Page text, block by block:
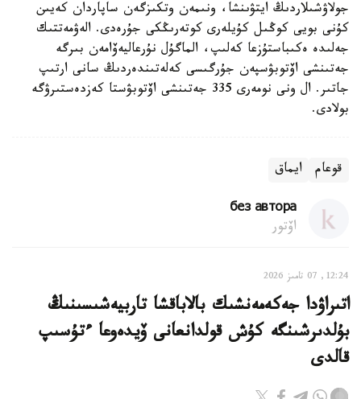
جولاۋشىلاردىڭ ايتۋىنشا، ونىمەن وتكىزگەن ساپاردان كەيىن
كۇنى بويى كوڭىل كۇيلەرى كوتەرىڭكى جۇرەدى. الەۋمەتتىك
جەلىدە ەكىباستۇزعا كەلىپ، الماگۇل نۇرعاليەۆامەن بىرگە
جەتىنشى اۆتوبۋسپەن جۇرگىسى كەلەتىندەردىڭ سانى ارتىپ
جاتىر. ال ونى نومەرى 335 جەتىنشى اۆتوبۋستا كەزدەستىرۋگە
بولادى.
قوعام ايماق
без автора
اۆتور
12:24, 07 تامىز 2026
اتىراۋدا جەكەمەنشىك بالاباقشا تاربيەشىسىنىڭ
بۇلدىرشىنگە كۇش قولدانعانى ۆيدەوعا ءتۇسىپ
قالدى